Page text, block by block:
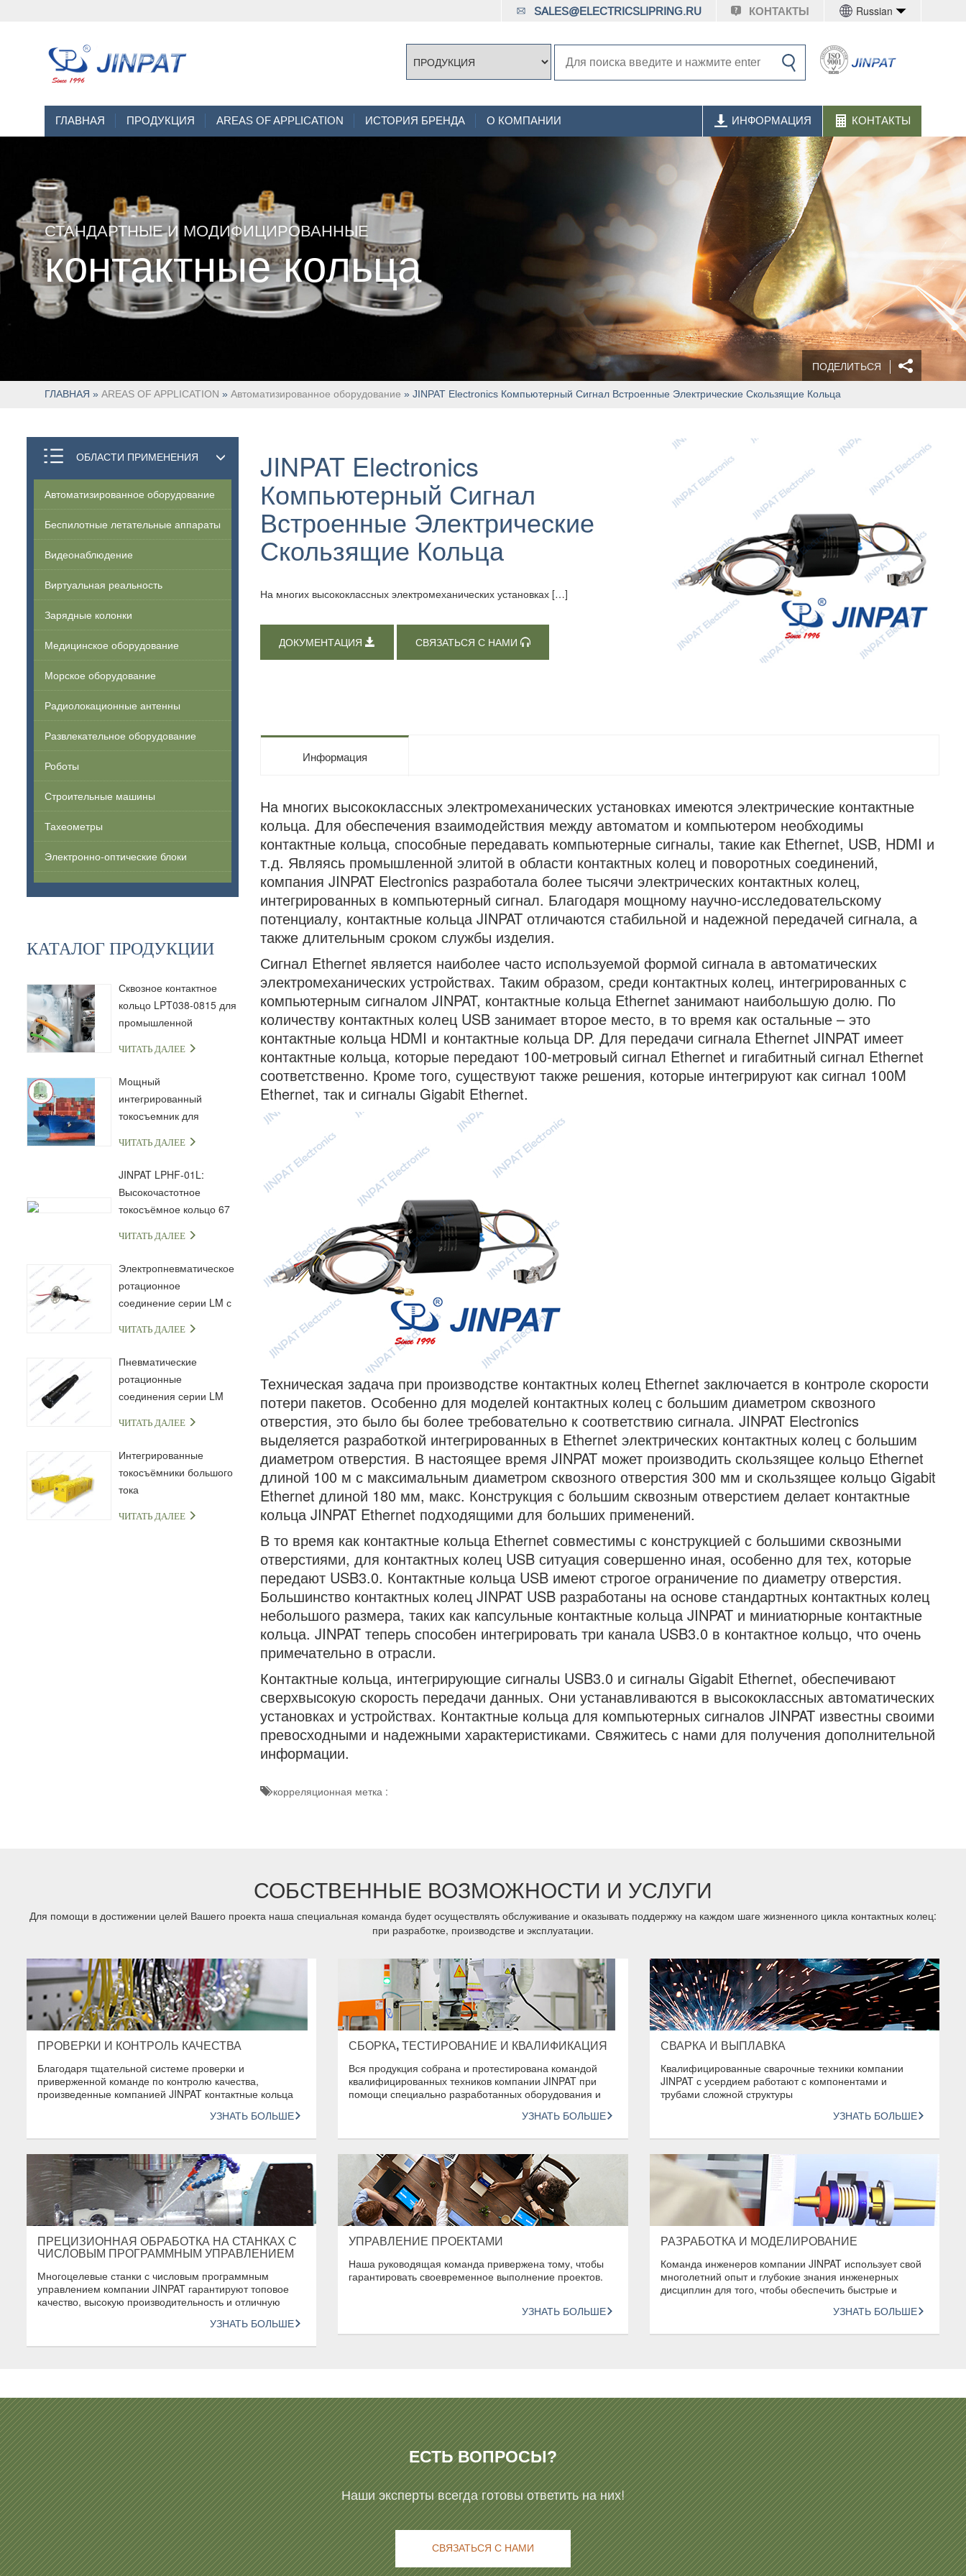
Russian
КОНТАКТЫ
SALES@ELECTRICSLIPRING.RU
ГЛАВНАЯ ПРОДУКЦИЯ AREAS OF APPLICATION ИСТОРИЯ БРЕНДА О КОМПАНИИ КОНТАКТЫ
ИНФОРМАЦИЯ
СТАНДАРТНЫЕ И МОДИФИЦИРОВАННЫЕ
контактные кольца
ГЛАВНАЯ » AREAS OF APPLICATION » Автоматизированное оборудование » JINPAT Electronics Компьютерный Сигнал Встроенные Электрические Скользящие Кольца
ПОДЕЛИТЬСЯ
ОБЛАСТИ ПРИМЕНЕНИЯ
Автоматизированное оборудование
Беспилотные летательные аппараты
Видеонаблюдение
Виртуальная реальность
Зарядные колонки
Медицинское оборудование
Морское оборудование
Радиолокационные антенны
Развлекательное оборудование
Роботы
Строительные машины
Тахеометры
Электронно-оптические блоки
КАТАЛОГ ПРОДУКЦИИ
Сквозное контактное
кольцо LPT038-0815 для
промышленной
передачи сигналов
ЧИТАТЬ ДАЛЕЕ
Мощный
интегрированный
токосъемник для
промышленной техники
ЧИТАТЬ ДАЛЕЕ
JINPAT LPHF-01L:
Высокочастотное
токосъёмное кольцо 67
ЧИТАТЬ ДАЛЕЕ
Электропневматическое
ротационное
соединение серии LM с
токосъёмным кольцом
ЧИТАТЬ ДАЛЕЕ
Пневматические
ротационные
соединения серии LM
ЧИТАТЬ ДАЛЕЕ
Интегрированные
токосъёмники большого
тока
ЧИТАТЬ ДАЛЕЕ
JINPAT Electronics
Компьютерный Сигнал
Встроенные Электрические
Скользящие Кольца
На многих высококлассных электромеханических установках […]
ДОКУМЕНТАЦИЯ СВЯЗАТЬСЯ С НАМИ
Информация
На многих высококлассных электромеханических установках имеются электрические контактные
кольца. Для обеспечения взаимодействия между автоматом и компьютером необходимы
контактные кольца, способные передавать компьютерные сигналы, такие как Ethernet, USB, HDMI и
т.д. Являясь промышленной элитой в области контактных колец и поворотных соединений,
компания JINPAT Electronics разработала более тысячи электрических контактных колец,
интегрированных в компьютерный сигнал. Благодаря мощному научно-исследовательскому
потенциалу, контактные кольца JINPAT отличаются стабильной и надежной передачей сигнала, а
также длительным сроком службы изделия.
Сигнал Ethernet является наиболее часто используемой формой сигнала в автоматических
электромеханических устройствах. Таким образом, среди контактных колец, интегрированных с
компьютерным сигналом JINPAT, контактные кольца Ethernet занимают наибольшую долю. По
количеству контактных колец USB занимает второе место, в то время как остальные – это
контактные кольца HDMI и контактные кольца DP. Для передачи сигнала Ethernet JINPAT имеет
контактные кольца, которые передают 100-метровый сигнал Ethernet и гигабитный сигнал Ethernet
соответственно. Кроме того, существуют также решения, которые интегрируют как сигнал 100M
Ethernet, так и сигналы Gigabit Ethernet.
Техническая задача при производстве контактных колец Ethernet заключается в контроле скорости
потери пакетов. Особенно для моделей контактных колец с большим диаметром сквозного
отверстия, это было бы более требовательно к соответствию сигнала. JINPAT Electronics
выделяется разработкой интегрированных в Ethernet электрических контактных колец с большим
диаметром отверстия. В настоящее время JINPAT может производить скользящее кольцо Ethernet
длиной 100 м с максимальным диаметром сквозного отверстия 300 мм и скользящее кольцо Gigabit
Ethernet длиной 180 мм, макс. Конструкция с большим сквозным отверстием делает контактные
кольца JINPAT Ethernet подходящими для больших применений.
В то время как контактные кольца Ethernet совместимы с конструкцией с большими сквозными
отверстиями, для контактных колец USB ситуация совершенно иная, особенно для тех, которые
передают USB3.0. Контактные кольца USB имеют строгое ограничение по диаметру отверстия.
Большинство контактных колец JINPAT USB разработаны на основе стандартных контактных колец
небольшого размера, таких как капсульные контактные кольца JINPAT и миниатюрные контактные
кольца. JINPAT теперь способен интегрировать три канала USB3.0 в контактное кольцо, что очень
примечательно в отрасли.
Контактные кольца, интегрирующие сигналы USB3.0 и сигналы Gigabit Ethernet, обеспечивают
сверхвысокую скорость передачи данных. Они устанавливаются в высококлассных автоматических
установках и устройствах. Контактные кольца для компьютерных сигналов JINPAT известны своими
превосходными и надежными характеристиками. Свяжитесь с нами для получения дополнительной
информации.
корреляционная метка :
СОБСТВЕННЫЕ ВОЗМОЖНОСТИ И УСЛУГИ
Для помощи в достижении целей Вашего проекта наша специальная команда будет осуществлять обслуживание и оказывать поддержку на каждом шаге жизненного цикла контактных колец:
при разработке, производстве и эксплуатации.
ПРОВЕРКИ И КОНТРОЛЬ КАЧЕСТВА
Благодаря тщательной системе проверки и
приверженной команде по контролю качества,
произведенные компанией JINPAT контактные кольца
УЗНАТЬ БОЛЬШЕ
СБОРКА, ТЕСТИРОВАНИЕ И КВАЛИФИКАЦИЯ
Вся продукция собрана и протестирована командой
квалифицированных техников компании JINPAT при
помощи специально разработанных оборудования и
УЗНАТЬ БОЛЬШЕ
СВАРКА И ВЫПЛАВКА
Квалифицированные сварочные техники компании
JINPAT с усердием работают с компонентами и
трубами сложной структуры
УЗНАТЬ БОЛЬШЕ
ПРЕЦИЗИОННАЯ ОБРАБОТКА НА СТАНКАХ С
ЧИСЛОВЫМ ПРОГРАММНЫМ УПРАВЛЕНИЕМ
Многоцелевые станки с числовым программным
управлением компании JINPAT гарантируют топовое
качество, высокую производительность и отличную
УЗНАТЬ БОЛЬШЕ
УПРАВЛЕНИЕ ПРОЕКТАМИ
Наша руководящая команда привержена тому, чтобы
гарантировать своевременное выполнение проектов.
УЗНАТЬ БОЛЬШЕ
РАЗРАБОТКА И МОДЕЛИРОВАНИЕ
Команда инженеров компании JINPAT использует свой
многолетний опыт и глубокие знания инженерных
дисциплин для того, чтобы обеспечить быстрые и
УЗНАТЬ БОЛЬШЕ
ЕСТЬ ВОПРОСЫ?
Наши эксперты всегда готовы ответить на них!
СВЯЗАТЬСЯ С НАМИ